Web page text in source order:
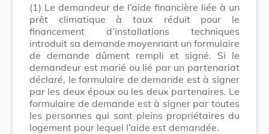
(1) Le demandeur de l’aide financière liée à un
prêt climatique à taux réduit pour le
financement d’installations techniques
introduit sa demande moyennant un formulaire
de demande dûment rempli et signé. Si le
demandeur est marié ou lié par un partenariat
déclaré, le formulaire de demande est à signer
par les deux époux ou les deux partenaires. Le
formulaire de demande est à signer par toutes
les personnes qui sont pleins propriétaires du
logement pour lequel l’aide est demandée.